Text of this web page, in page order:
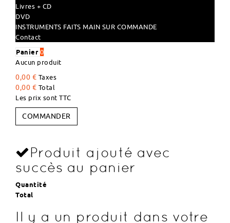
Livres + CD
DVD
INSTRUMENTS FAITS MAIN SUR COMMANDE
Contact
Panier 0
Aucun produit
0,00 € Taxes
0,00 € Total
Les prix sont TTC
COMMANDER
Produit ajouté avec
succès au panier
Quantité
Total
Il y a un produit dans votre